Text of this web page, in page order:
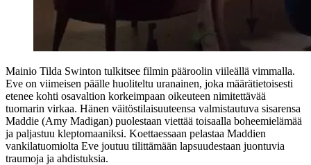
Mainio Tilda Swinton tulkitsee filmin pääroolin viileällä vimmalla.
Eve on viimeisen päälle huoliteltu uranainen, joka määrätietoisesti
etenee kohti osavaltion korkeimpaan oikeuteen nimitettävää
tuomarin virkaa. Hänen väitöstilaisuuteensa valmistautuva sisarensa
Maddie (Amy Madigan) puolestaan viettää toisaalla boheemielämää
ja paljastuu kleptomaaniksi. Koettaessaan pelastaa Maddien
vankilatuomiolta Eve joutuu tilittämään lapsuudestaan juontuvia
traumoja ja ahdistuksia.